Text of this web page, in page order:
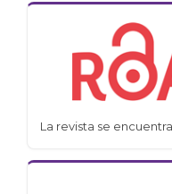
La revista se